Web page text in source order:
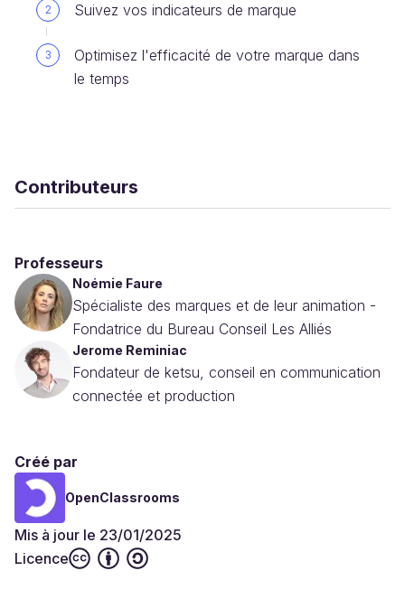
2 Suivez vos indicateurs de marque
3
Optimisez l'efficacité de votre marque dans
le temps
Contributeurs
Professeurs
Noémie Faure
Spécialiste des marques et de leur animation -
Fondatrice du Bureau Conseil Les Alliés
Jerome Reminiac
Fondateur de ketsu, conseil en communication
connectée et production
Créé par
OpenClassrooms
Mis à jour le 23/01/2025
Licence